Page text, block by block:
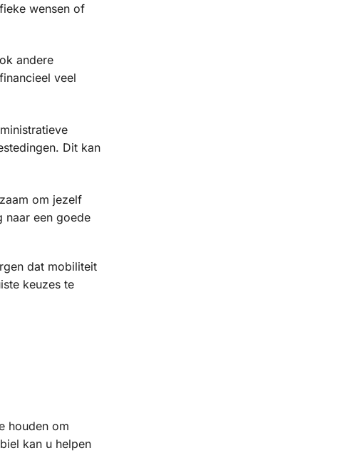
wensen of
andere
veel
Dit kan
om jezelf
naar een goede
dat mobiliteit
keuzes te
houden om
kan u helpen